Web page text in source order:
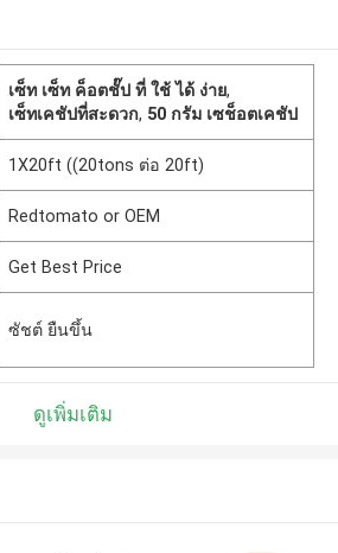
เซ็ท เซ็ท ค็อตชั๊ป ที่ ใช้ ได้ ง่าย,
เซ็ทเคชัปที่สะดวก, 50 กรัม เซช็อตเคชัป
1X20ft ((20tons ต่อ 20ft)
Redtomato or OEM
Get Best Price
ซัชต์ ยืนขึ้น
ดูเพิ่มเติม